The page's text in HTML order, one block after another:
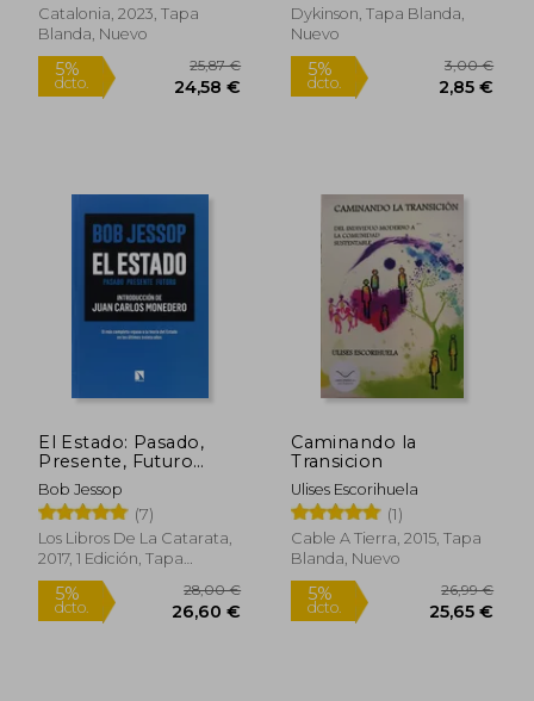
Catalonia, 2023, Tapa
Blanda, Nuevo
dcto.
Dykinson, Tapa Blanda,
Nuevo
5%
dcto.
El Estado: Pasado,
Presente, Futuro
(Mayor)
Bob Jessop
(7)
Los Libros De La Catarata,
2017, 1 Edición, Tapa
Blanda, Nuevo
Caminando la
Transicion
Ulises Escorihuela
(1)
Cable A Tierra, 2015, Tapa
Blanda, Nuevo